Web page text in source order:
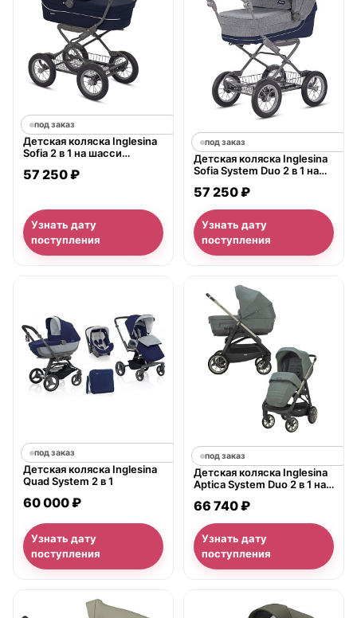
под заказ
Детская коляска Inglesina
Sofia 2 в 1 на шасси
57 250 ₽
Узнать дату
поступления
под заказ
Детская коляска Inglesina
Sofia System Duo 2 в 1 на
57 250 ₽
Узнать дату
поступления
под заказ
Детская коляска Inglesina
Quad System 2 в 1
60 000 ₽
Узнать дату
поступления
под заказ
Детская коляска Inglesina
Aptica System Duo 2 в 1 на
66 740 ₽
Узнать дату
поступления